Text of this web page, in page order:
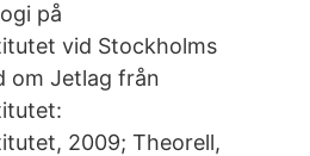
på
vid Stockholms
om Jetlag från
2009; Theorell,